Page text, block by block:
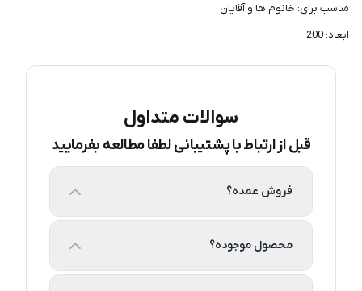
مناسب برای: خانوم ها و آقایان
ابعاد: 200
سوالات متداول
قبل از ارتباط با پشتیبانی لطفا مطالعه بفرمایید
فروش عمده؟
محصول موجوده؟